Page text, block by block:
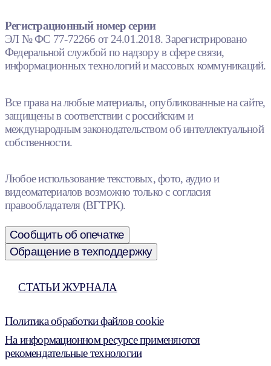
Регистрационный номер серии
ЭЛ № ФС 77-72266 от 24.01.2018. Зарегистрировано
Федеральной службой по надзору в сфере связи,
информационных технологий и массовых коммуникаций.
Все права на любые материалы, опубликованные на сайте,
защищены в соответствии с российским и
международным законодательством об интеллектуальной
собственности.
Любое использование текстовых, фото, аудио и
видеоматериалов возможно только с согласия
правообладателя (ВГТРК).
Сообщить об опечатке
Обращение в техподдержку
СТАТЬИ ЖУРНАЛА
Политика обработки файлов cookie
На информационном ресурсе применяются
рекомендательные технологии